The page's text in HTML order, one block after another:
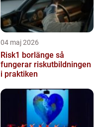
04 maj 2026
Risk1 borlänge så
fungerar riskutbildningen
i praktiken